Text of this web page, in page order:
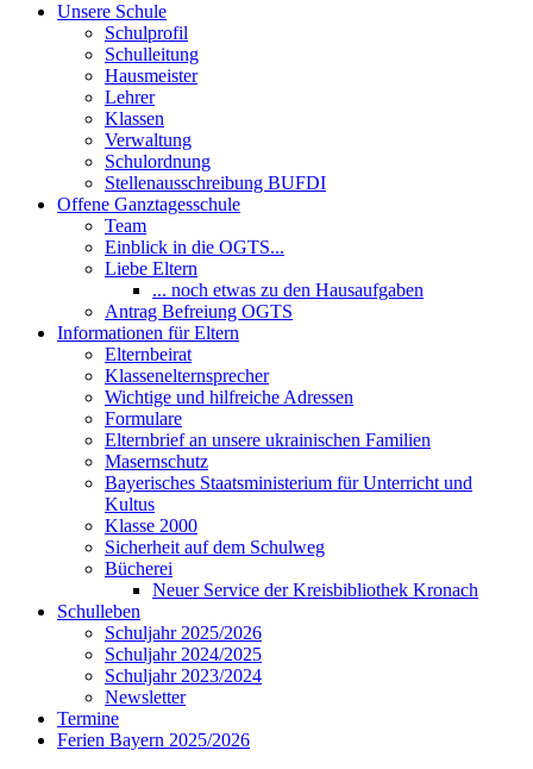
Unsere Schule
Schulprofil
Schulleitung
Hausmeister
Lehrer
Klassen
Verwaltung
Schulordnung
Stellenausschreibung BUFDI
Offene Ganztagesschule
Team
Einblick in die OGTS...
Liebe Eltern
... noch etwas zu den Hausaufgaben
Antrag Befreiung OGTS
Informationen für Eltern
Elternbeirat
Klassenelternsprecher
Wichtige und hilfreiche Adressen
Formulare
Elternbrief an unsere ukrainischen Familien
Masernschutz
Bayerisches Staatsministerium für Unterricht und
Kultus
Klasse 2000
Sicherheit auf dem Schulweg
Bücherei
Neuer Service der Kreisbibliothek Kronach
Schulleben
Schuljahr 2025/2026
Schuljahr 2024/2025
Schuljahr 2023/2024
Newsletter
Termine
Ferien Bayern 2025/2026